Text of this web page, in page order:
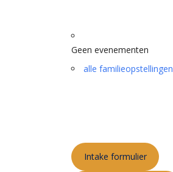
Geen evenementen
alle familieopstellingen
Intake formulier